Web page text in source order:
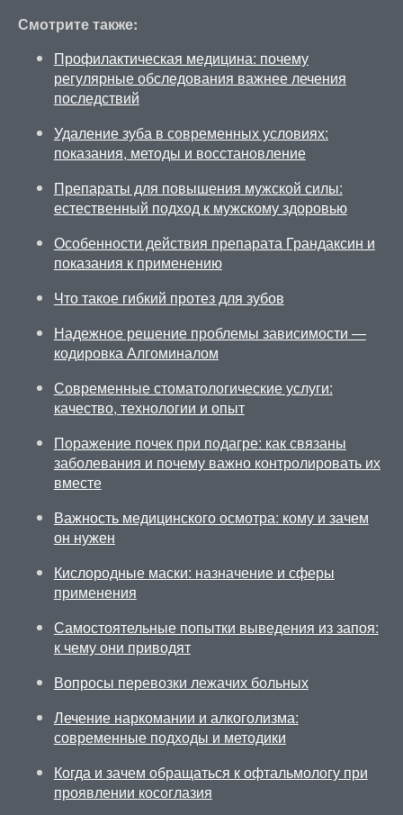
Смотрите также:
Профилактическая медицина: почему
регулярные обследования важнее лечения
последствий
Удаление зуба в современных условиях:
показания, методы и восстановление
Препараты для повышения мужской силы:
естественный подход к мужскому здоровью
Особенности действия препарата Грандаксин и
показания к применению
Что такое гибкий протез для зубов
Надежное решение проблемы зависимости —
кодировка Алгоминалом
Современные стоматологические услуги:
качество, технологии и опыт
Поражение почек при подагре: как связаны
заболевания и почему важно контролировать их
вместе
Важность медицинского осмотра: кому и зачем
он нужен
Кислородные маски: назначение и сферы
применения
Самостоятельные попытки выведения из запоя:
к чему они приводят
Вопросы перевозки лежачих больных
Лечение наркомании и алкоголизма:
современные подходы и методики
Когда и зачем обращаться к офтальмологу при
проявлении косоглазия